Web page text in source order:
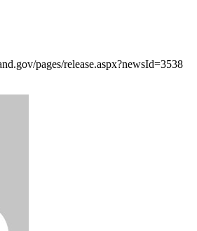
pages/release.aspx?newsId=3538